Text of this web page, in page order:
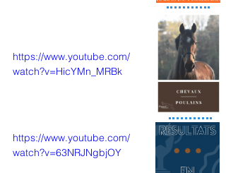
https://www.youtube.com/
watch?v=HicYMn_MRBk
https://www.youtube.com/
watch?v=63NRJNgbjOY